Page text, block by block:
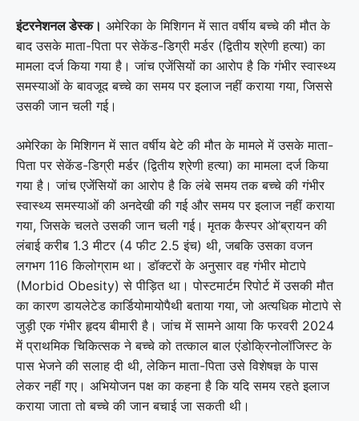
इंटरनेशनल डेस्क। अमेरिका के मिशिगन में सात वर्षीय बच्चे की मौत के
बाद उसके माता-पिता पर सेकेंड-डिग्री मर्डर (द्वितीय श्रेणी हत्या) का
मामला दर्ज किया गया है। जांच एजेंसियों का आरोप है कि गंभीर स्वास्थ्य
समस्याओं के बावजूद बच्चे का समय पर इलाज नहीं कराया गया, जिससे
उसकी जान चली गई।
अमेरिका के मिशिगन में सात वर्षीय बेटे की मौत के मामले में उसके माता-
पिता पर सेकेंड-डिग्री मर्डर (द्वितीय श्रेणी हत्या) का मामला दर्ज किया
गया है। जांच एजेंसियों का आरोप है कि लंबे समय तक बच्चे की गंभीर
स्वास्थ्य समस्याओं की अनदेखी की गई और समय पर इलाज नहीं कराया
गया, जिसके चलते उसकी जान चली गई। मृतक कैस्पर ओ’ब्रायन की
लंबाई करीब 1.3 मीटर (4 फीट 2.5 इंच) थी, जबकि उसका वजन
लगभग 116 किलोग्राम था। डॉक्टरों के अनुसार वह गंभीर मोटापे
(Morbid Obesity) से पीड़ित था। पोस्टमार्टम रिपोर्ट में उसकी मौत
का कारण डायलेटेड कार्डियोमायोपैथी बताया गया, जो अत्यधिक मोटापे से
जुड़ी एक गंभीर हृदय बीमारी है। जांच में सामने आया कि फरवरी 2024
में प्राथमिक चिकित्सक ने बच्चे को तत्काल बाल एंडोक्रिनोलॉजिस्ट के
पास भेजने की सलाह दी थी, लेकिन माता-पिता उसे विशेषज्ञ के पास
लेकर नहीं गए। अभियोजन पक्ष का कहना है कि यदि समय रहते इलाज
कराया जाता तो बच्चे की जान बचाई जा सकती थी।